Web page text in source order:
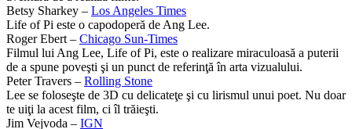
Betsy Sharkey – Los Angeles Times
Life of Pi este o capodoperă de Ang Lee.
Roger Ebert – Chicago Sun-Times
Filmul lui Ang Lee, Life of Pi, este o realizare miraculoasă a puterii
de a spune poveşti şi un punct de referinţă în arta vizualului.
Peter Travers – Rolling Stone
Lee se foloseşte de 3D cu delicateţe şi cu lirismul unui poet. Nu doar
te uiţi la acest film, ci îl trăieşti.
Jim Vejvoda – IGN